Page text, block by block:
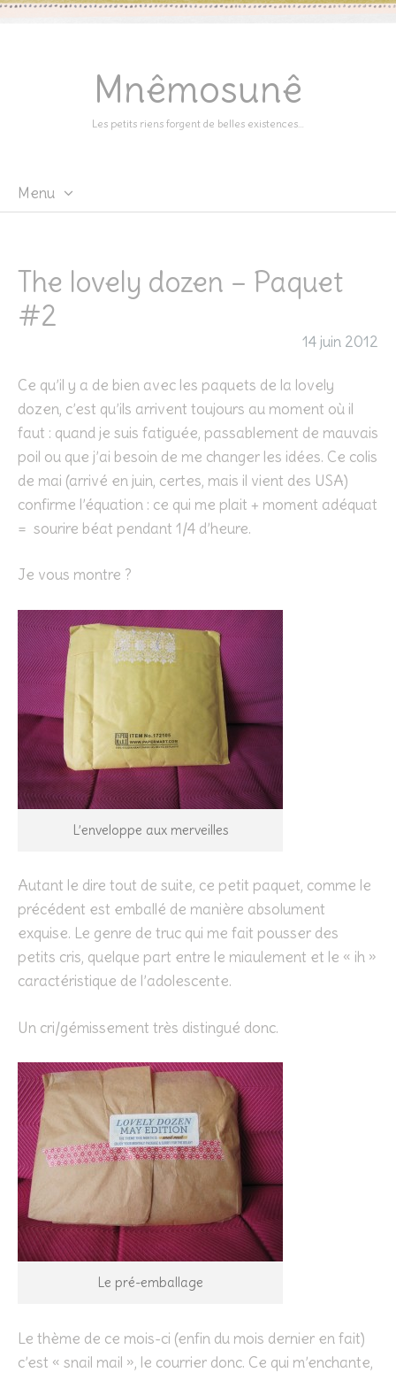
Mnêmosunê
Les petits riens forgent de belles existences…
Menu
The lovely dozen – Paquet
#2
14 juin 2012
Ce qu’il y a de bien avec les paquets de la lovely
dozen, c’est qu’ils arrivent toujours au moment où il
faut : quand je suis fatiguée, passablement de mauvais
poil ou que j’ai besoin de me changer les idées. Ce colis
de mai (arrivé en juin, certes, mais il vient des USA)
confirme l’équation : ce qui me plait + moment adéquat
= sourire béat pendant 1/4 d’heure.
Je vous montre ?
L’enveloppe aux merveilles
Autant le dire tout de suite, ce petit paquet, comme le
précédent est emballé de manière absolument
exquise. Le genre de truc qui me fait pousser des
petits cris, quelque part entre le miaulement et le « ih »
caractéristique de l’adolescente.
Un cri/gémissement très distingué donc.
Le pré-emballage
Le thème de ce mois-ci (enfin du mois dernier en fait)
c’est « snail mail », le courrier donc. Ce qui m’enchante,